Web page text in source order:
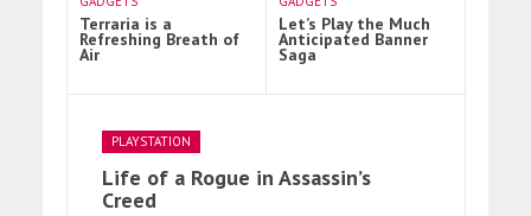
Terraria is a
Refreshing Breath of
Air
Let’s Play the Much
Anticipated Banner
Saga
PLAYSTATION
Life of a Rogue in Assassin’s
Creed